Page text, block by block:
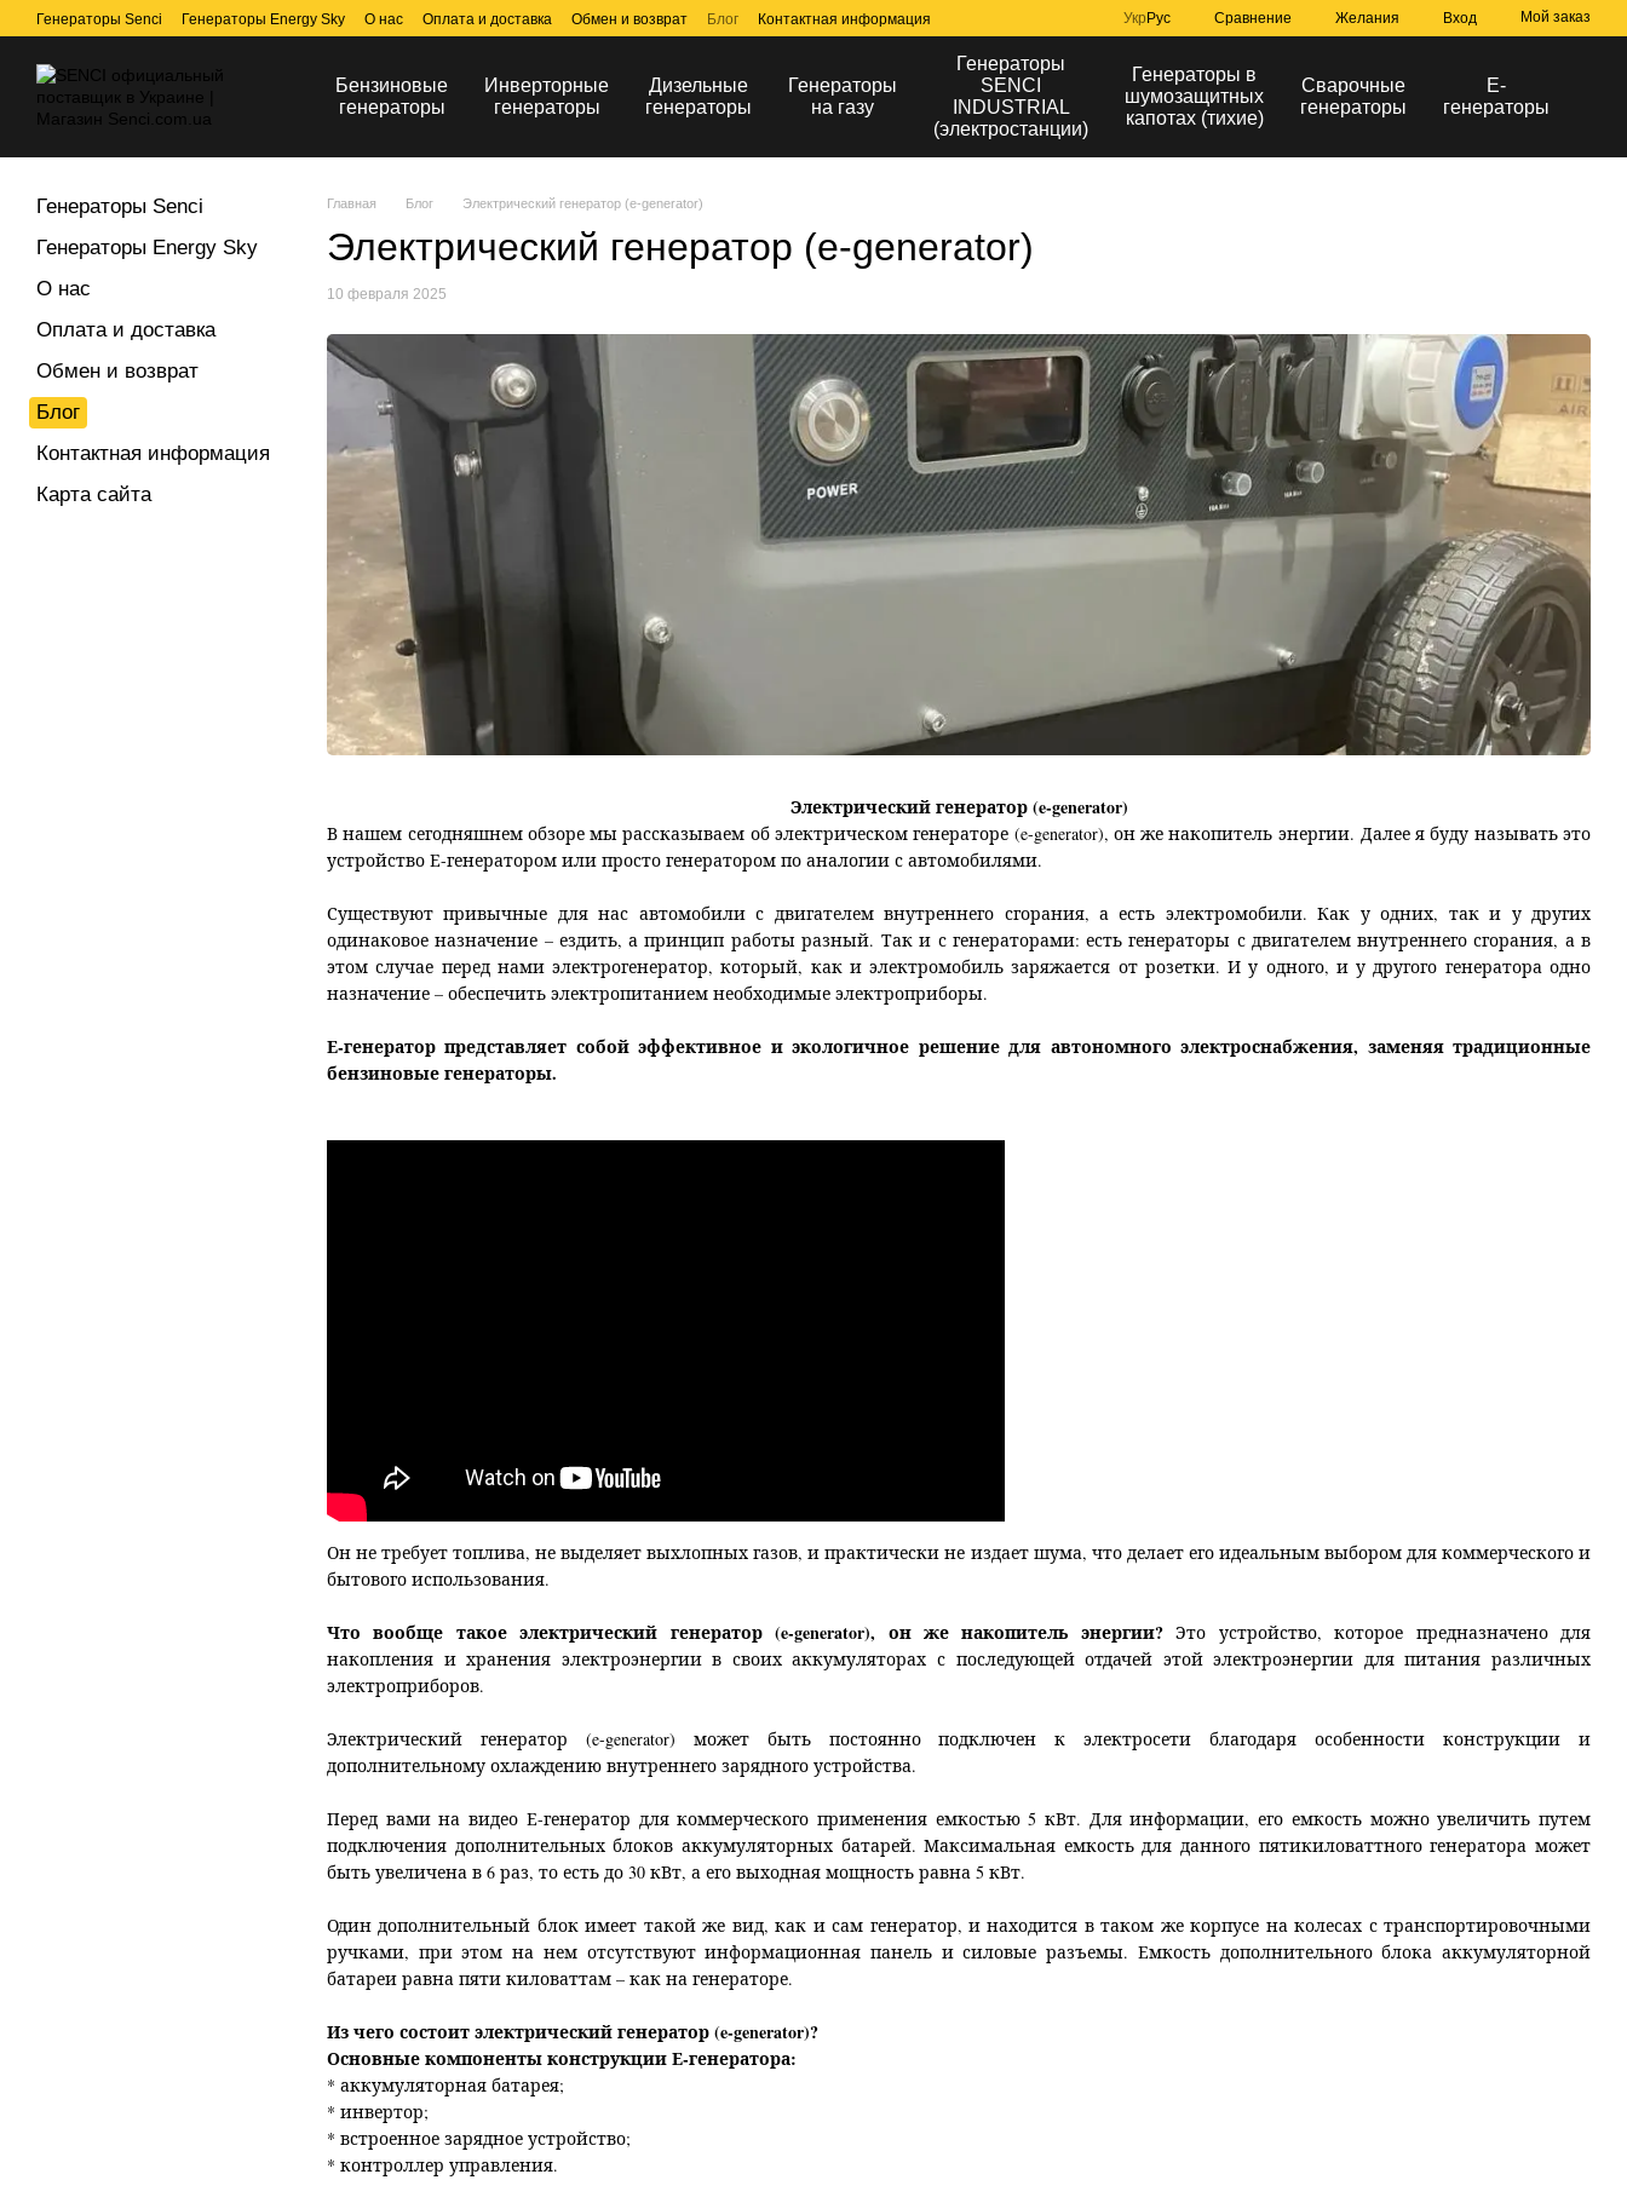
Перейти к основному контенту
Генераторы Senci Генераторы Energy Sky О нас Оплата и доставка Обмен и возврат Блог Контактная информация Укр Рус Сравнение Желания Вход Мой заказ
Бензиновые
генераторы
Инверторные
генераторы
Дизельные
генераторы
Генераторы
на газу
Генераторы
SENCI
INDUSTRIAL
(электростанции)
Генераторы в
шумозащитных
капотах (тихие)
Сварочные
генераторы
Е-
генераторы
Главная Блог Электрический генератор (e-generator)
Электрический генератор (e-generator)
10 февраля 2025
Электрический генератор (e-generator)
Внашем сегодняшнем обзоре мы рассказываем об электрическом генераторе (e-generator), он же накопитель энергии. Далее я буду называть это
устройство Е-генератором или просто генератором по аналогии с автомобилями.
Существуют привычные для нас автомобили с двигателем внутреннего сгорания, а есть электромобили. Как у одних, так и у других
одинаковое назначение – ездить, а принцип работы разный. Так и с генераторами: есть генераторы с двигателем внутреннего сгорания, а в
этом случае перед нами электрогенератор, который, как и электромобиль заряжается от розетки. И у одного, и у другого генератора одно
назначение – обеспечить электропитанием необходимые электроприборы.
Е-генератор представляет собой эффективное и экологичное решение для автономного электроснабжения, заменяя традиционные
бензиновые генераторы.
Он не требует топлива, не выделяет выхлопных газов, и практически не издает шума, что делает его идеальным выбором для коммерческого и
бытового использования.
Что вообще такое электрический генератор (e-generator), он же накопитель энергии?Это устройство, которое предназначено для
накопления и хранения электроэнергии в своих аккумуляторах с последующей отдачей этой электроэнергии для питания различных
электроприборов.
Электрический генератор (e-generator) может быть постоянно подключен к электросети благодаря особенности конструкции и
дополнительному охлаждению внутреннего зарядного устройства.
Перед вами на видео Е-генератор для коммерческого применения емкостью 5 кВт. Для информации, его емкость можно увеличить путем
подключения дополнительных блоков аккумуляторных батарей. Максимальная емкость для данного пятикиловаттного генератора может
быть увеличена в 6 раз, то есть до 30 кВт, а его выходная мощность равна 5 кВт.
Один дополнительный блок имеет такой же вид, как и сам генератор, и находится в таком же корпусе на колесах с транспортировочными
ручками, при этом на нем отсутствуют информационная панель и силовые разъемы. Емкость дополнительного блока аккумуляторной
батареи равна пяти киловаттам – как на генераторе.
Из чего состоит электрический генератор (e-generator)?
Основные компоненты конструкции Е-генератора:
* аккумуляторная батарея;
* инвертор;
* встроенное зарядное устройство;
* контроллер управления.
Генераторы Senci
Генераторы Energy Sky
О нас
Оплата и доставка
Обмен и возврат
Блог
Контактная информация
Карта сайта